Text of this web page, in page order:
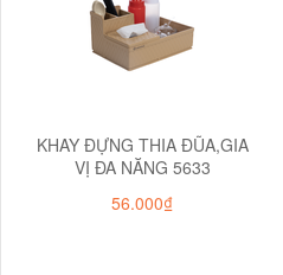
KHAY ĐỰNG THIA ĐŨA,GIA
VỊ ĐA NĂNG 5633
56.000₫